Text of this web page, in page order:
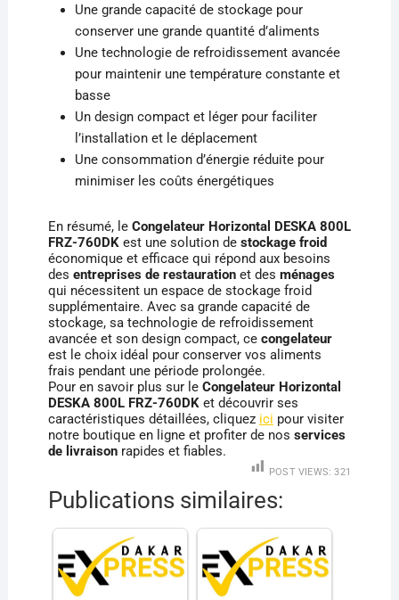
Une grande capacité de stockage pour
conserver une grande quantité d’aliments
Une technologie de refroidissement avancée
pour maintenir une température constante et
basse
Un design compact et léger pour faciliter
l’installation et le déplacement
Une consommation d’énergie réduite pour
minimiser les coûts énergétiques
En résumé, le Congelateur Horizontal DESKA 800L
FRZ-760DKest une solution de stockage froid
économique et efficace qui répond aux besoins
des entreprises de restaurationet des ménages
qui nécessitent un espace de stockage froid
supplémentaire. Avec sa grande capacité de
stockage, sa technologie de refroidissement
avancée et son design compact, ce congelateur
est le choix idéal pour conserver vos aliments
frais pendant une période prolongée.
Pour en savoir plus sur le Congelateur Horizontal
DESKA 800L FRZ-760DKet découvrir ses
caractéristiques détaillées, cliquez ici pour visiter
notre boutique en ligne et profiter de nos services
de livraisonrapides et fiables.
POST VIEWS: 321
Publications similaires: